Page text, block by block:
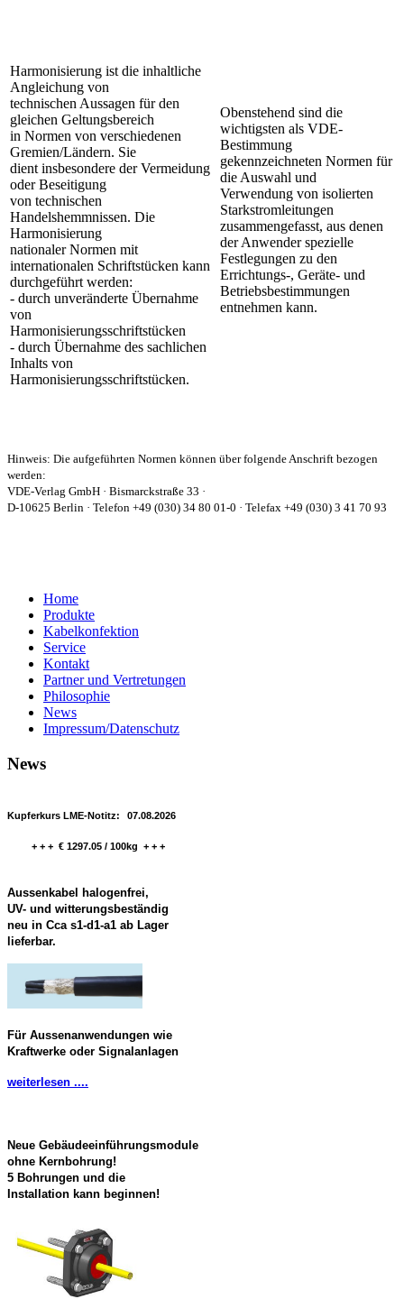
Harmonisierung ist die inhaltliche
Angleichung von
technischen Aussagen für den
gleichen Geltungsbereich
in Normen von verschiedenen
Gremien/Ländern. Sie
dient insbesondere der Vermeidung
oder Beseitigung
von technischen
Handelshemmnissen. Die
Harmonisierung
nationaler Normen mit
internationalen Schriftstücken kann
durchgeführt werden:
- durch unveränderte Übernahme
von
Harmonisierungsschriftstücken
- durch Übernahme des sachlichen
Inhalts von
Harmonisierungsschriftstücken.
Obenstehend sind die
wichtigsten als VDE-
Bestimmung
gekennzeichneten Normen für
die Auswahl und
Verwendung von isolierten
Starkstromleitungen
zusammengefasst, aus denen
der Anwender spezielle
Festlegungen zu den
Errichtungs-, Geräte- und
Betriebsbestimmungen
entnehmen kann.
Hinweis: Die aufgeführten Normen können über folgende Anschrift bezogen
werden:
VDE-Verlag GmbH · Bismarckstraße 33 ·
D-10625 Berlin · Telefon +49 (030) 34 80 01-0 · Telefax +49 (030) 3 41 70 93
Home
Produkte
Kabelkonfektion
Service
Kontakt
Partner und Vertretungen
Philosophie
News
Impressum/Datenschutz
News
Kupferkurs LME-Notitz: 07.08.2026
+ + + € 1297.05 / 100kg + + +
Aussenkabel halogenfrei,
UV- und witterungsbeständig
neu in Cca s1-d1-a1 ab Lager
lieferbar.
Für Aussenanwendungen wie
Kraftwerke oder Signalanlagen
weiterlesen ....
Neue Gebäudeeinführungsmodule
ohne Kernbohrung!
5 Bohrungen und die
Installation kann beginnen!